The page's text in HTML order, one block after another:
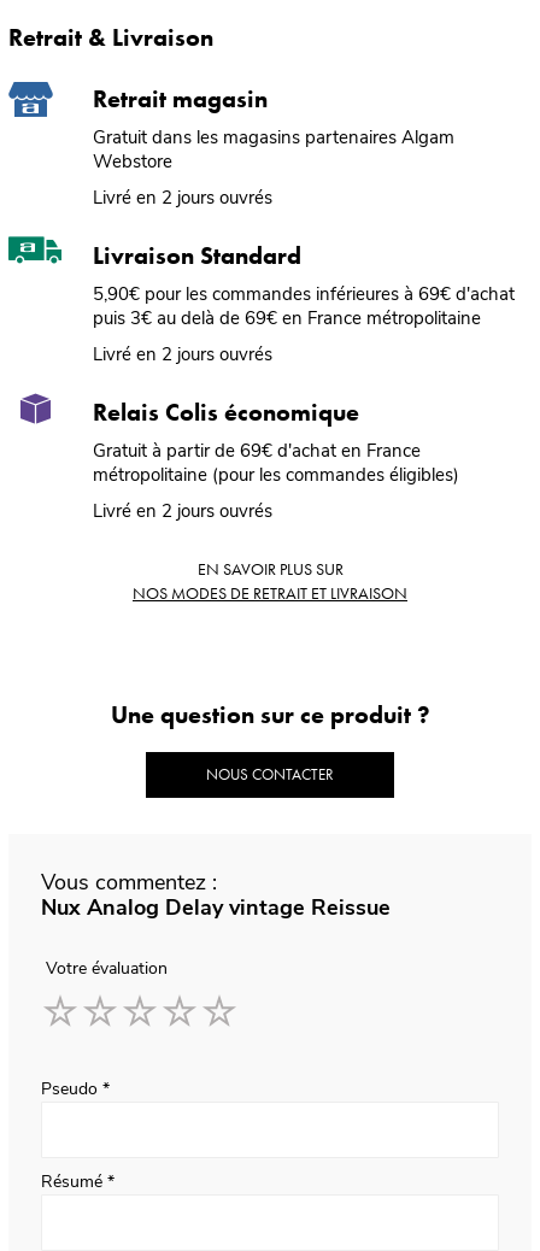
Retrait & Livraison
Retrait magasin
Gratuit dans les magasins partenaires Algam
Webstore
Livré en 2 jours ouvrés
Livraison Standard
5,90€ pour les commandes inférieures à 69€ d'achat
puis 3€ au delà de 69€ en France métropolitaine
Livré en 2 jours ouvrés
Relais Colis économique
Gratuit à partir de 69€ d'achat en France
métropolitaine (pour les commandes éligibles)
Livré en 2 jours ouvrés
EN SAVOIR PLUS SUR
NOS MODES DE RETRAIT ET LIVRAISON
Une question sur ce produit ?
NOUS CONTACTER
Vous commentez :
Nux Analog Delay vintage Reissue
Votre évaluation
Pseudo
Résumé